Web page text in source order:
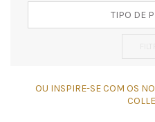
TIPO DE
OU INSPIRE-SE COM OS